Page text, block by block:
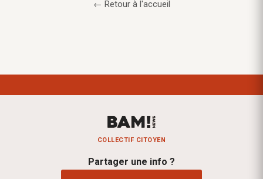
← Retour à l'accueil
COLLECTIF CITOYEN
Partager une info ?